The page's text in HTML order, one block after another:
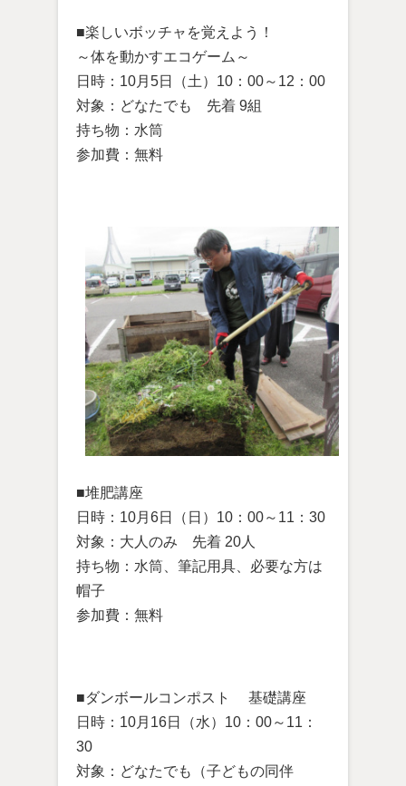
■楽しいボッチャを覚えよう！
～体を動かすエコゲーム～
日時：10月5日（土）10：00～12：00
対象：どなたでも 先着 9組
持ち物：水筒
参加費：無料
■堆肥講座
日時：10月6日（日）10：00～11：30
対象：大人のみ 先着 20人
持ち物：水筒、筆記用具、必要な方は
帽子
参加費：無料
■ダンボールコンポスト 基礎講座
日時：10月16日（水）10：00～11：
30
対象：どなたでも（子どもの同伴